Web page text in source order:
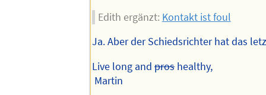
Edith ergänzt: Kontakt ist foul
Ja. Aber der Schiedsrichter hat das
Live long andpros healthy,
Martin